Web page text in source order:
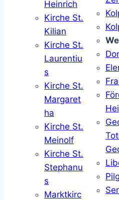
Heinrich
Kirche St.
Kilian
Kirche St.
Laurentiu
s
Kirche St.
Margaret
ha
Kirche St.
Meinolf
Kirche St.
Stephanu
s
Marktkirc